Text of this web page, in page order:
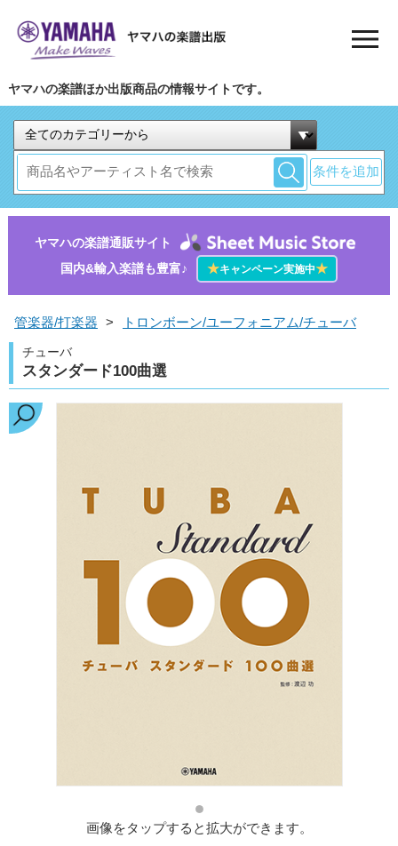
ヤマハの楽譜ほか出版商品の情報サイトです。
条件を追加
ヤマハの楽譜通販サイト
国内&輸入楽譜も豊富♪
★キャンペーン実施中★
管楽器/打楽器 > トロンボーン/ユーフォニアム/チューバ
チューバ
スタンダード100曲選
画像をタップすると拡大ができます。